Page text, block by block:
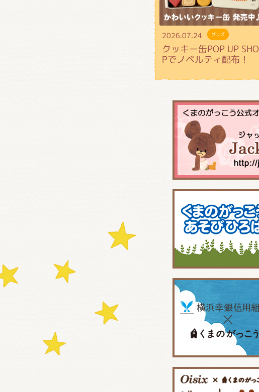
2026.07.24 グッズ
クッキー缶POP UP SHO
Pでノベルティ配布！